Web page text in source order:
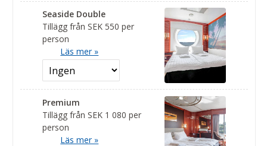
Seaside Double
Tillägg från SEK 550 per
person
Läs mer »
Premium
Tillägg från SEK 1 080 per
person
Läs mer »